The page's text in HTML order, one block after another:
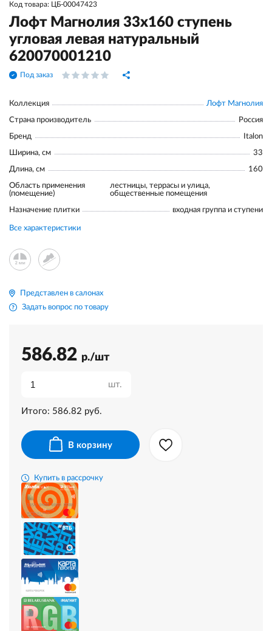
Код товара: ЦБ-00047423
Лофт Магнолия 33x160 ступень
угловая левая натуральный
620070001210
Под заказ
Коллекция Лофт Магнолия
Страна производитель Россия
Бренд Italon
Ширина, см 33
Длина, см 160
Область применения
(помещение)
лестницы, террасы и улица,
общественные помещения
Назначение плитки входная группа и ступени
Все характеристики
Представлен в салонах
Задать вопрос по товару
586.82 р./шт
шт.
Итого: 586.82 руб.
В корзину
Купить в рассрочку